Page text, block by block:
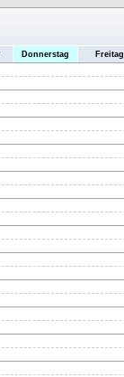
Donnerstag Freitag